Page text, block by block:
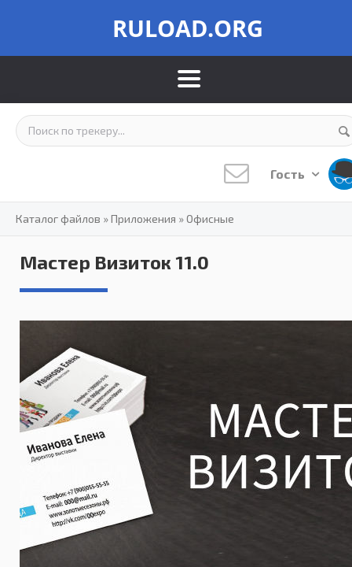
RULOAD.ORG
Гость
Каталог файлов »Приложения »Офисные
Мастер Визиток 11.0